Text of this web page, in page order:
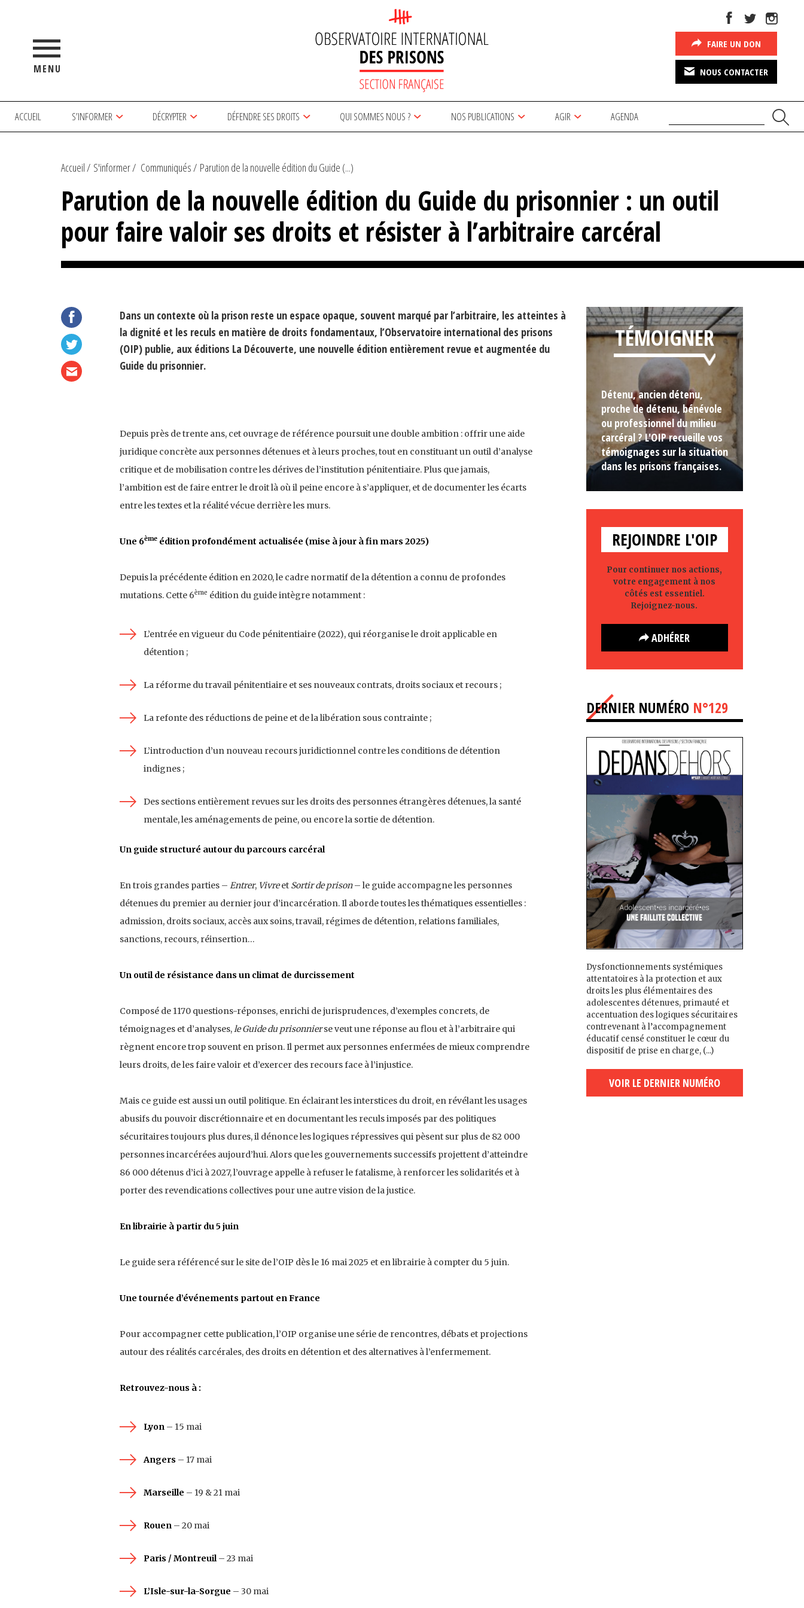
MENU
FAIRE UN DON
NOUS CONTACTER
ACCUEIL S’INFORMER DÉCRYPTER DÉFENDRE SES DROITS QUI SOMMES NOUS ? NOS PUBLICATIONS AGIR AGENDA
Accueil S'informer Communiqués Parution de la nouvelle édition du Guide (...)
Parution de la nouvelle édition du Guide du prisonnier : un outil
pour faire valoir ses droits et résister à l’arbitraire carcéral
Dans un contexte où la prison reste un espace opaque, souvent marqué par l’arbitraire, les atteintes à
la dignité et les reculs en matière de droits fondamentaux, l’Observatoire international des prisons
(OIP) publie, aux éditions La Découverte, une nouvelle édition entièrement revue et augmentée du
Guide du prisonnier.
Depuis près de trente ans, cet ouvrage de référence poursuit une double ambition : offrir une aide
juridique concrète aux personnes détenues et à leurs proches, tout en constituant un outil d’analyse
critique et de mobilisation contre les dérives de l’institution pénitentiaire. Plus que jamais,
l’ambition est de faire entrer le droit là où il peine encore à s’appliquer, et de documenter les écarts
entre les textes et la réalité vécue derrière les murs.
Une 6èmeédition profondément actualisée (mise à jour à fin mars 2025)
Depuis la précédente édition en 2020, le cadre normatif de la détention a connu de profondes
mutations. Cette 6ème édition du guide intègre notamment :
L’entrée en vigueur du Code pénitentiaire (2022), qui réorganise le droit applicable en
détention ;
La réforme du travail pénitentiaire et ses nouveaux contrats, droits sociaux et recours ;
La refonte des réductions de peine et de la libération sous contrainte ;
L’introduction d’un nouveau recours juridictionnel contre les conditions de détention
indignes ;
Des sections entièrement revues sur les droits des personnes étrangères détenues, la santé
mentale, les aménagements de peine, ou encore la sortie de détention.
Un guide structuré autour du parcours carcéral
En trois grandes parties – Entrer, Vivreet Sortir de prison– le guide accompagne les personnes
détenues du premier au dernier jour d’incarcération. Il aborde toutes les thématiques essentielles :
admission, droits sociaux, accès aux soins, travail, régimes de détention, relations familiales,
sanctions, recours, réinsertion…
Un outil de résistance dans un climat de durcissement
Composé de 1170 questions-réponses, enrichi de jurisprudences, d’exemples concrets, de
témoignages et d’analyses, le Guide du prisonnierse veut une réponse au flou et à l’arbitraire qui
règnent encore trop souvent en prison. Il permet aux personnes enfermées de mieux comprendre
leurs droits, de les faire valoir et d’exercer des recours face à l’injustice.
Mais ce guide est aussi un outil politique. En éclairant les interstices du droit, en révélant les usages
abusifs du pouvoir discrétionnaire et en documentant les reculs imposés par des politiques
sécuritaires toujours plus dures, il dénonce les logiques répressives qui pèsent sur plus de 82 000
personnes incarcérées aujourd’hui. Alors que les gouvernements successifs projettent d’atteindre
86 000 détenus d’ici à 2027, l’ouvrage appelle à refuser le fatalisme, à renforcer les solidarités et à
porter des revendications collectives pour une autre vision de la justice.
En librairie à partir du 5 juin
Le guide sera référencé sur le site de l’OIP dès le 16 mai 2025 et en librairie à compter du 5 juin.
Une tournée d’événements partout en France
Pour accompagner cette publication, l’OIP organise une série de rencontres, débats et projections
autour des réalités carcérales, des droits en détention et des alternatives à l’enfermement.
Retrouvez-nous à :
Lyon – 15 mai
Angers – 17 mai
Marseille – 19 & 21 mai
Rouen – 20 mai
Paris / Montreuil– 23 mai
L’Isle-sur-la-Sorgue – 30 mai
TÉMOIGNER
Détenu, ancien détenu,
proche de détenu, bénévole
ou professionnel du milieu
carcéral ? L'OIP recueille vos
témoignages sur la situation
dans les prisons françaises.
REJOINDRE L'OIP
Pour continuer nos actions,
votre engagement à nos
côtés est essentiel.
Rejoignez-nous.
ADHÉRER
DERNIER NUMÉRO N°129
Dysfonctionnements systémiques
attentatoires à la protection et aux
droits les plus élémentaires des
adolescent·es détenu·es, primauté et
accentuation des logiques sécuritaires
contrevenant à l’accompagnement
éducatif censé constituer le cœur du
dispositif de prise en charge, (...)
VOIR LE DERNIER NUMÉRO